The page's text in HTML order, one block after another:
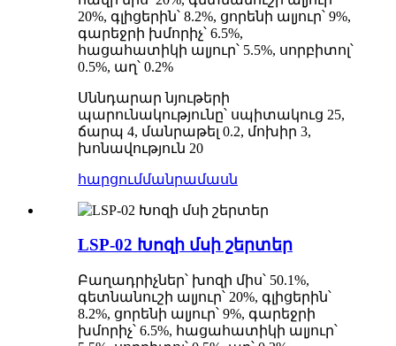
20%, գլիցերին՝ 8.2%, ցորենի ալյուր՝ 9%,
գարեջրի խմորիչ՝ 6.5%,
հացահատիկի ալյուր՝ 5.5%, սորբիտոլ՝
0.5%, աղ՝ 0.2%
Սննդարար նյութերի
պարունակությունը՝ սպիտակուց 25,
ճարպ 4, մանրաթել 0.2, մոխիր 3,
խոնավություն 20
հարցումմանրամասն
LSP-02 Խոզի մսի շերտեր
Բաղադրիչներ՝ խոզի միս՝ 50.1%,
գետնանուշի ալյուր՝ 20%, գլիցերին՝
8.2%, ցորենի ալյուր՝ 9%, գարեջրի
խմորիչ՝ 6.5%, հացահատիկի ալյուր՝